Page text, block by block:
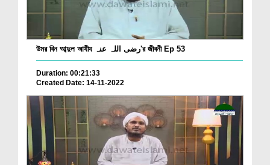
উমর বিন আব্দুল আযীয رضی اللہ عنہ'র জীবনী Ep 53
Duration: 00:21:33
Created Date: 14-11-2022